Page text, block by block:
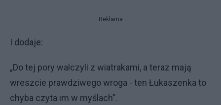
Reklama
I dodaje:
„Do tej pory walczyli z wiatrakami, a teraz mają
wreszcie prawdziwego wroga - ten Łukaszenka to
chyba czyta im w myślach”.